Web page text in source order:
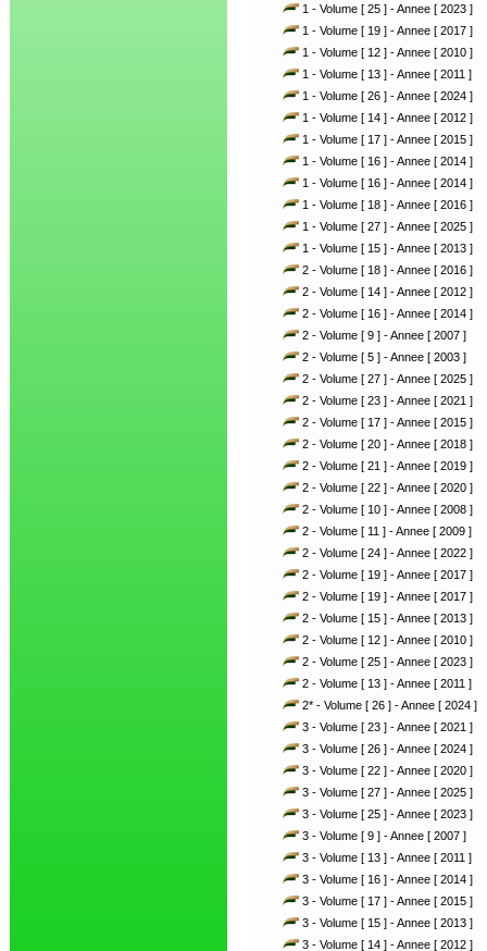
1 - Volume [ 25 ] - Annee [ 2023 ]
1 - Volume [ 19 ] - Annee [ 2017 ]
1 - Volume [ 12 ] - Annee [ 2010 ]
1 - Volume [ 13 ] - Annee [ 2011 ]
1 - Volume [ 26 ] - Annee [ 2024 ]
1 - Volume [ 14 ] - Annee [ 2012 ]
1 - Volume [ 17 ] - Annee [ 2015 ]
1 - Volume [ 16 ] - Annee [ 2014 ]
1 - Volume [ 16 ] - Annee [ 2014 ]
1 - Volume [ 18 ] - Annee [ 2016 ]
1 - Volume [ 27 ] - Annee [ 2025 ]
1 - Volume [ 15 ] - Annee [ 2013 ]
2 - Volume [ 18 ] - Annee [ 2016 ]
2 - Volume [ 14 ] - Annee [ 2012 ]
2 - Volume [ 16 ] - Annee [ 2014 ]
2 - Volume [ 9 ] - Annee [ 2007 ]
2 - Volume [ 5 ] - Annee [ 2003 ]
2 - Volume [ 27 ] - Annee [ 2025 ]
2 - Volume [ 23 ] - Annee [ 2021 ]
2 - Volume [ 17 ] - Annee [ 2015 ]
2 - Volume [ 20 ] - Annee [ 2018 ]
2 - Volume [ 21 ] - Annee [ 2019 ]
2 - Volume [ 22 ] - Annee [ 2020 ]
2 - Volume [ 10 ] - Annee [ 2008 ]
2 - Volume [ 11 ] - Annee [ 2009 ]
2 - Volume [ 24 ] - Annee [ 2022 ]
2 - Volume [ 19 ] - Annee [ 2017 ]
2 - Volume [ 19 ] - Annee [ 2017 ]
2 - Volume [ 15 ] - Annee [ 2013 ]
2 - Volume [ 12 ] - Annee [ 2010 ]
2 - Volume [ 25 ] - Annee [ 2023 ]
2 - Volume [ 13 ] - Annee [ 2011 ]
2* - Volume [ 26 ] - Annee [ 2024 ]
3 - Volume [ 23 ] - Annee [ 2021 ]
3 - Volume [ 26 ] - Annee [ 2024 ]
3 - Volume [ 22 ] - Annee [ 2020 ]
3 - Volume [ 27 ] - Annee [ 2025 ]
3 - Volume [ 25 ] - Annee [ 2023 ]
3 - Volume [ 9 ] - Annee [ 2007 ]
3 - Volume [ 13 ] - Annee [ 2011 ]
3 - Volume [ 16 ] - Annee [ 2014 ]
3 - Volume [ 17 ] - Annee [ 2015 ]
3 - Volume [ 15 ] - Annee [ 2013 ]
3 - Volume [ 14 ] - Annee [ 2012 ]